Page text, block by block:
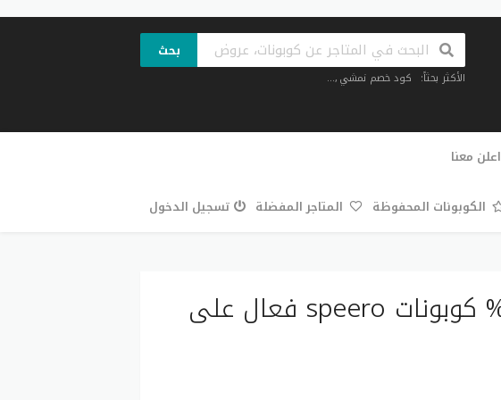
بحث
الأكثر بحثاً: كود خصم نمشي,...
تخطي
اعلن معنا
الكوبونات المحفوظة المتاجر المفضلة تسجيل الدخول
كود خصم سبيرو خصم حتى 70% كوبونات speero فعال على